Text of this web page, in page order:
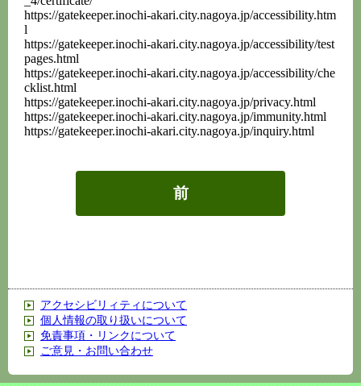
https://gatekeeper.inochi-akari.city.nagoya.jp/accessibility.htm
l
https://gatekeeper.inochi-akari.city.nagoya.jp/accessibility/test
pages.html
https://gatekeeper.inochi-akari.city.nagoya.jp/accessibility/che
cklist.html
https://gatekeeper.inochi-akari.city.nagoya.jp/privacy.html
https://gatekeeper.inochi-akari.city.nagoya.jp/immunity.html
https://gatekeeper.inochi-akari.city.nagoya.jp/inquiry.html
前
アクセシビリィティについて
個人情報の取り扱いについて
免責事項・リンクについて
ご意見・お問い合わせ